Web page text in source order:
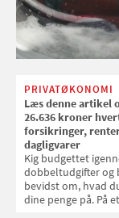
PRIVATØKONOMI
Læs denne artikel
26.636 kroner
forsikringer,
dagligvarer
Kig budgettet
dobbeltudgifter og
bevidst om, hvad
dine penge på. På